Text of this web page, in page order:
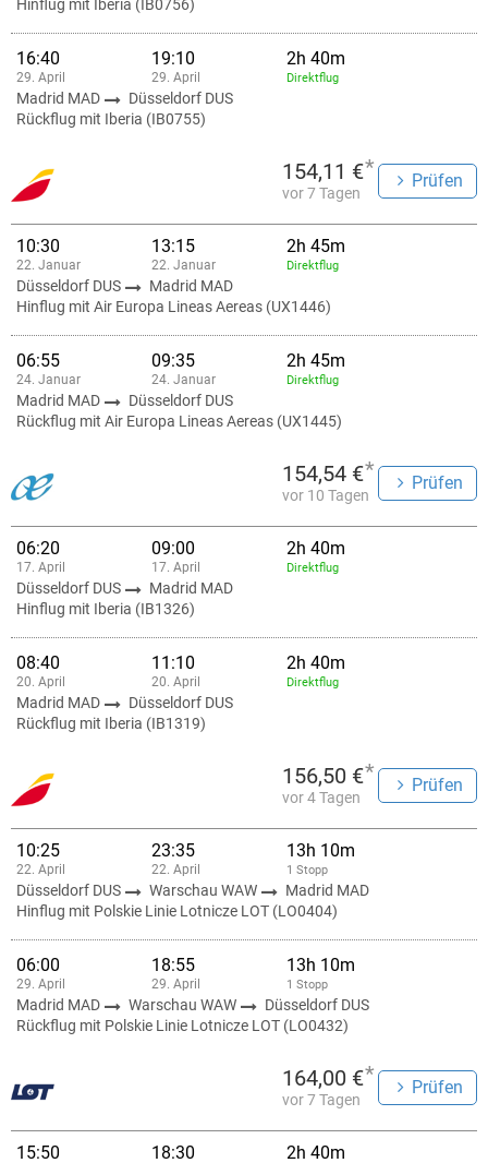
Hinflug mit Iberia (IB0756)
16:40
29. April
19:10
29. April
2h 40m
Direktflug
Madrid MAD
Düsseldorf DUS
Rückflug mit Iberia (IB0755)
154,11 €*
vor 7 Tagen
Prüfen
10:30
22. Januar
13:15
22. Januar
2h 45m
Direktflug
Düsseldorf DUS
Madrid MAD
Hinflug mit Air Europa Lineas Aereas (UX1446)
06:55
24. Januar
09:35
24. Januar
2h 45m
Direktflug
Madrid MAD
Düsseldorf DUS
Rückflug mit Air Europa Lineas Aereas (UX1445)
154,54 €*
vor 10 Tagen
Prüfen
06:20
17. April
09:00
17. April
2h 40m
Direktflug
Düsseldorf DUS
Madrid MAD
Hinflug mit Iberia (IB1326)
08:40
20. April
11:10
20. April
2h 40m
Direktflug
Madrid MAD
Düsseldorf DUS
Rückflug mit Iberia (IB1319)
156,50 €*
vor 4 Tagen
Prüfen
10:25
22. April
23:35
22. April
13h 10m
1 Stopp
Düsseldorf DUS Warschau WAW
Madrid MAD
Hinflug mit Polskie Linie Lotnicze LOT (LO0404)
06:00
29. April
18:55
29. April
13h 10m
1 Stopp
Madrid MAD Warschau WAW
Düsseldorf DUS
Rückflug mit Polskie Linie Lotnicze LOT (LO0432)
164,00 €*
vor 7 Tagen
Prüfen
15:50 18:30 2h 40m